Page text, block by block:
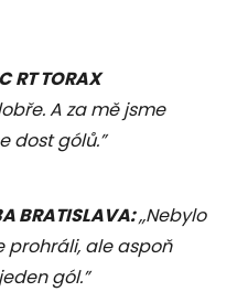
RT TORAX
A za mě jsme
dost gólů.”
BRATISLAVA:,,Nebylo
prohráli, ale aspoň
gól.”